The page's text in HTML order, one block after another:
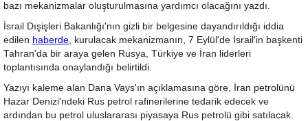
bazı mekanizmalar oluşturulmasına yardımcı olacağını yazdı.
İsrail Dışişleri Bakanlığı'nın gizli bir belgesine dayandırıldığı iddia
edilen haberde, kurulacak mekanizmanın, 7 Eylül'de İsrail'in başkenti
Tahran'da bir araya gelen Rusya, Türkiye ve İran liderleri
toplantısında onaylandığı belirtildi.
Yazıyı kaleme alan Dana Vays'ın açıklamasına göre, İran petrolünü
Hazar Denizi'ndeki Rus petrol rafinerilerine tedarik edecek ve
ardından bu petrol uluslararası piyasaya Rus petrolü gibi satılacak.